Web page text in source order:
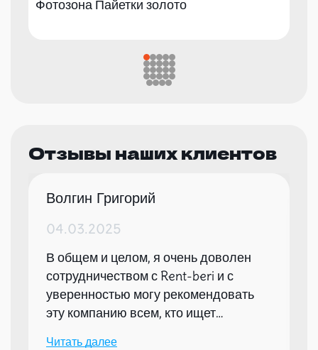
Фотозона Пайетки золото
Отзывы наших клиентов
Волгин Григорий
04.03.2025
В общем и целом, я очень доволен
сотрудничеством с Rent-beri и с
уверенностью могу рекомендовать
эту компанию всем, кто ищет
Читать далее